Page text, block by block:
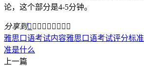
论，这个部分是4-5分钟。
分享到        
雅思口语考试内容雅思口语考试评分标准
准是什么
上一篇